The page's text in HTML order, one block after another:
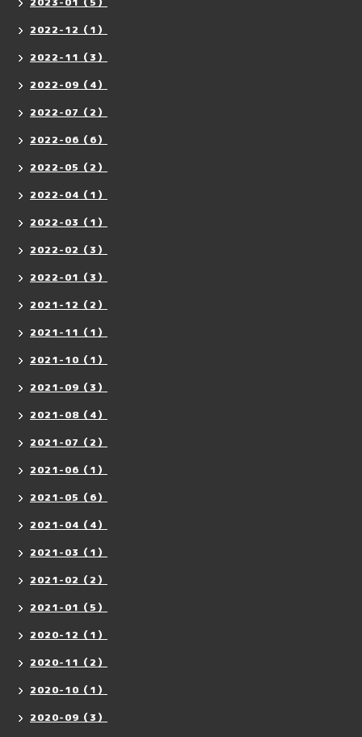
2022-12（1）
2022-11（3）
2022-09（4）
2022-07（2）
2022-06（6）
2022-05（2）
2022-04（1）
2022-03（1）
2022-02（3）
2022-01（3）
2021-12（2）
2021-11（1）
2021-10（1）
2021-09（3）
2021-08（4）
2021-07（2）
2021-06（1）
2021-05（6）
2021-04（4）
2021-03（1）
2021-02（2）
2021-01（5）
2020-12（1）
2020-11（2）
2020-10（1）
2020-09（3）